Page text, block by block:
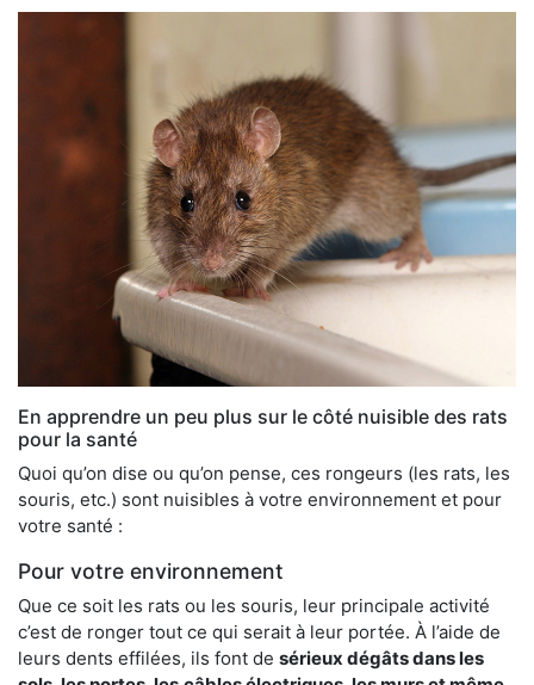
En apprendre un peu plus sur le côté nuisible des rats
pour la santé
Quoi qu’on dise ou qu’on pense, ces rongeurs (les rats, les
souris, etc.) sont nuisibles à votre environnement et pour
votre santé :
Pour votre environnement
Que ce soit les rats ou les souris, leur principale activité
c’est de ronger tout ce qui serait à leur portée. À l’aide de
leurs dents effilées, ils font de sérieux dégâts dans les